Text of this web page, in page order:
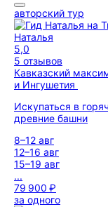
авторский тур
Наталья
5,0
5 отзывов
Кавказский
и Ингушетия
Искупаться в
древние башни
8–12 авг
12–16 авг
15–19 авг
...
79 900 ₽
за одного